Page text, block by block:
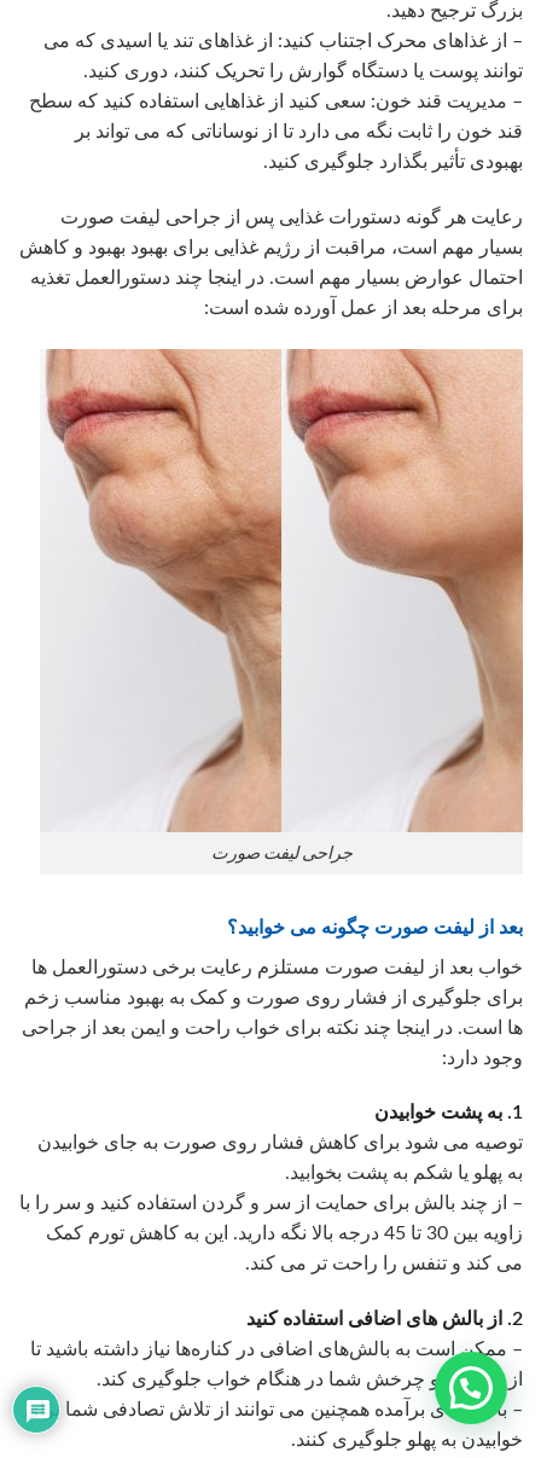
بزرگ ترجیح دهید.
– از غذاهای محرک اجتناب کنید: از غذاهای تند یا اسیدی که می
توانند پوست یا دستگاه گوارش را تحریک کنند، دوری کنید.
– مدیریت قند خون: سعی کنید از غذاهایی استفاده کنید که سطح
قند خون را ثابت نگه می دارد تا از نوساناتی که می تواند بر
بهبودی تأثیر بگذارد جلوگیری کنید.
رعایت هر گونه دستورات غذایی پس از جراحی لیفت صورت
بسیار مهم است، مراقبت از رژیم غذایی برای بهبود بهبود و کاهش
احتمال عوارض بسیار مهم است. در اینجا چند دستورالعمل تغذیه
برای مرحله بعد از عمل آورده شده است:
جراحی لیفت صورت
بعد از لیفت صورت چگونه می خوابید؟
خواب بعد از لیفت صورت مستلزم رعایت برخی دستورالعمل ها
برای جلوگیری از فشار روی صورت و کمک به بهبود مناسب زخم
ها است. در اینجا چند نکته برای خواب راحت و ایمن بعد از جراحی
وجود دارد:
1. به پشت خوابیدن
توصیه می شود برای کاهش فشار روی صورت به جای خوابیدن
به پهلو یا شکم به پشت بخوابید.
– از چند بالش برای حمایت از سر و گردن استفاده کنید و سر را با
زاویه بین 30 تا 45 درجه بالا نگه دارید. این به کاهش تورم کمک
می کند و تنفس را راحت تر می کند.
2. از بالش های اضافی استفاده کنید
– ممکن است به بالش‌های اضافی در کناره‌ها نیاز داشته باشید تا
از چرخش و چرخش شما در هنگام خواب جلوگیری کند.
– بالش های برآمده همچنین می توانند از تلاش تصادفی شما برای
خوابیدن به پهلو جلوگیری کنند.